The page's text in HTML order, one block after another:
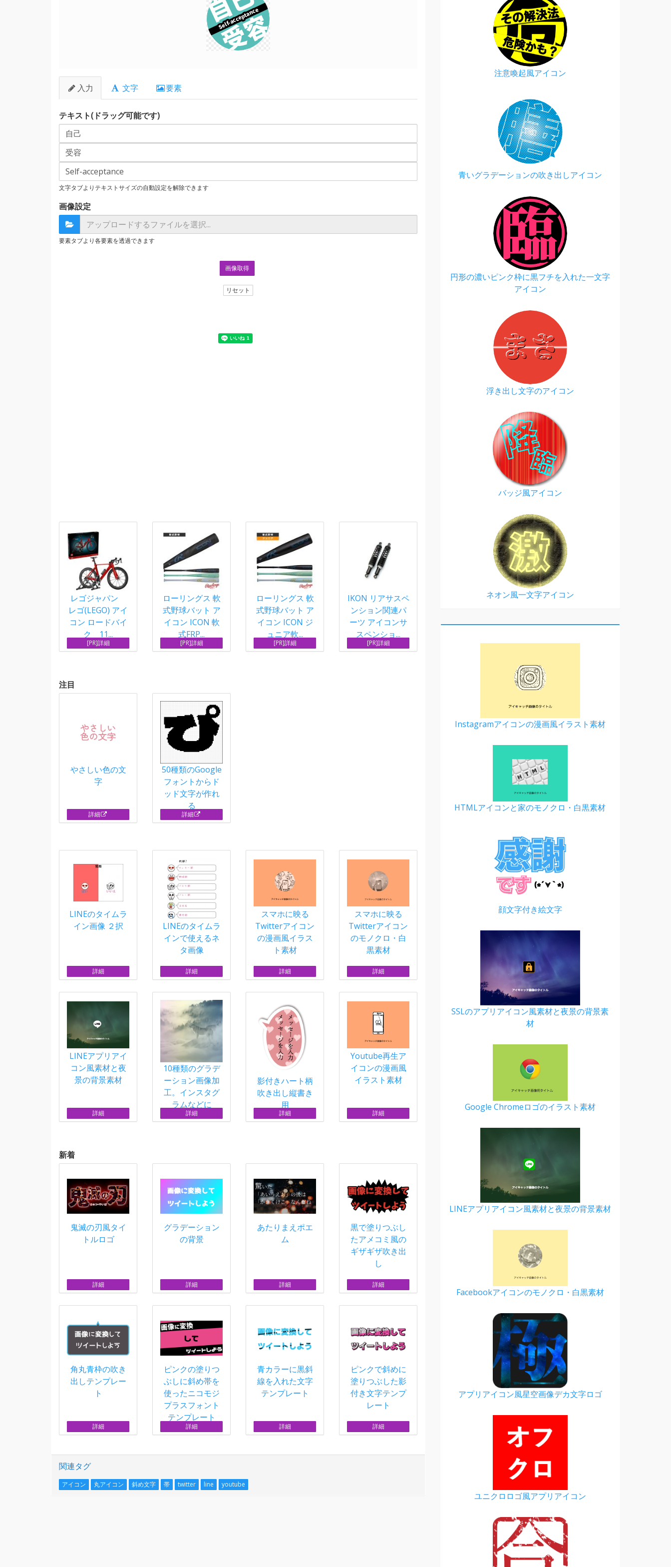
受容
Self-acceptance
入力 文字 要素
テキスト(ドラッグ可能です)
文字タブよりテキストサイズの自動設定を解除できます
画像設定
要素タブより各要素を透過できます
画像取得
リセット
レゴジャパン
レゴ(LEGO) アイ
コン ロードバイ
ク 11...
[PR]詳細
ローリングス 軟
式野球バット ア
イコン ICON 軟
式FRP...
[PR]詳細
ローリングス 軟
式野球バット ア
イコン ICON ジ
ュニア軟...
[PR]詳細
IKON リアサスペ
ンション関連パ
ーツ アイコンサ
スペンショ...
[PR]詳細
注目
やさしい色の文
字
詳細
50種類のGoogle
フォントからド
ッド文字が作れ
る
詳細
LINEのタイムラ
イン画像 ２択
詳細
LINEのタイムラ
インで使えるネ
タ画像
詳細
スマホに映る
Twitterアイコン
の漫画風イラス
ト素材
詳細
スマホに映る
Twitterアイコン
のモノクロ・白
黒素材
詳細
LINEアプリアイ
コン風素材と夜
景の背景素材
詳細
10種類のグラデ
ーション画像加
工。インスタグ
ラムなどに
詳細
影付きハート柄
吹き出し縦書き
用
詳細
Youtube再生ア
イコンの漫画風
イラスト素材
詳細
新着
鬼滅の刃風タイ
トルロゴ
詳細
グラデーション
の背景
詳細
あたりまえポエ
ム
詳細
黒で塗りつぶし
たアメコミ風の
ギザギザ吹き出
し
詳細
角丸青枠の吹き
出しテンプレー
ト
詳細
ピンクの塗りつ
ぶしに斜め帯を
使ったニコモジ
プラスフォント
テンプレート
詳細
青カラーに黒斜
線を入れた文字
テンプレート
詳細
ピンクで斜めに
塗りつぶした影
付き文字テンプ
レート
詳細
関連タグ
アイコン 丸アイコン 斜め文字 帯 twitter line youtube
注意喚起風アイコン
青いグラデーションの吹き出しアイコン
円形の濃いピンク枠に黒フチを入れた一文字
アイコン
浮き出し文字のアイコン
バッジ風アイコン
ネオン風一文字アイコン
Instagramアイコンの漫画風イラスト素材
HTMLアイコンと家のモノクロ・白黒素材
顔文字付き絵文字
SSLのアプリアイコン風素材と夜景の背景素
材
Google Chromeロゴのイラスト素材
LINEアプリアイコン風素材と夜景の背景素材
Facebookアイコンのモノクロ・白黒素材
アプリアイコン風星空画像デカ文字ロゴ
ユニクロロゴ風アプリアイコン